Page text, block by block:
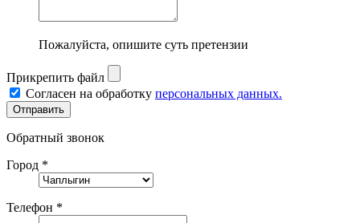
Пожалуйста, опишите суть претензии
Прикрепить файл
Согласен на обработку персональных данных.
Обратный звонок
Город *
Телефон *